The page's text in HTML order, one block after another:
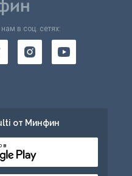
в соц. сетях:
от Минфин
в